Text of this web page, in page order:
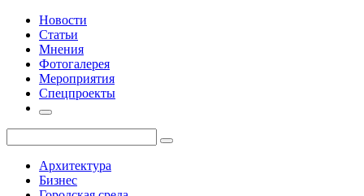
Новости
Статьи
Мнения
Фотогалерея
Мероприятия
Спецпроекты
Архитектура
Бизнес